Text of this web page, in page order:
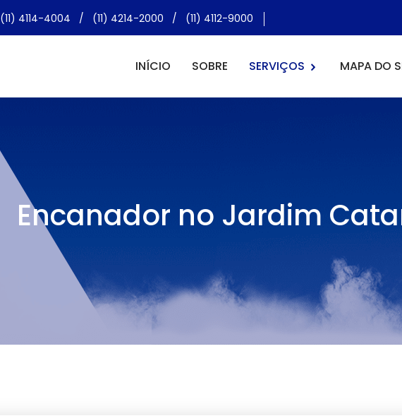
(11) 4114-4004 / (11) 4214-2000 / (11) 4112-9000
INÍCIO SOBRE SERVIÇOS MAPA DO
Encanador no Jardim